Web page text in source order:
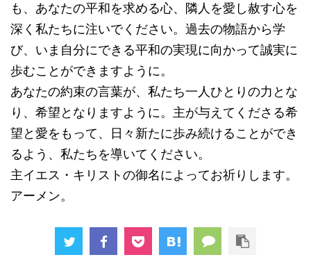
も、あなたの平和を求める心、隣人を愛し赦す心を
深く私たちに注いでください。過去の物語から学
び、いま自分にできる平和の実現に向かって誠実に
歩むことができますように。
あなたの約束の言葉が、私たち一人ひとりの力とな
り、希望となりますように。主が与えてくださる希
望と愛をもって、日々新たに歩み続けることができ
るよう、私たちを導いてください。
主イエス・キリストの御名によってお祈りします。
アーメン。